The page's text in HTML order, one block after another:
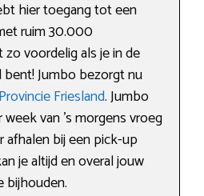
hier toegang tot een
ruim 30.000
voordelig als je in de
Jumbo bezorgt nu
Provincie Friesland. Jumbo
van ’s morgens vroeg
bij een pick-up
je altijd en overal jouw
bijhouden.